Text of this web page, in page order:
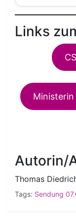
Links
Ministerin
Autorin/
Thomas
Tags: Sendung